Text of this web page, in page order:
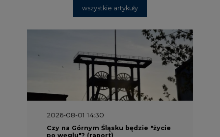
wszystkie artykuły
2026-08-01 14:30
Czy na Górnym Śląsku będzie "życie
po węglu"? (raport)